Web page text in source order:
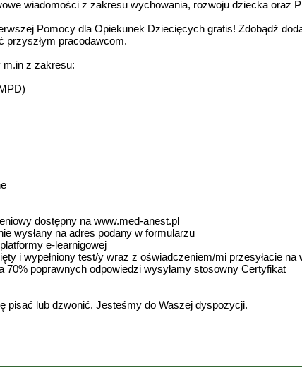
wiadomości z zakresu wychowania, rozwoju dziecka oraz
Pomocy dla Opiekunek Dziecięcych gratis! Zdobądź
przyszłym pracodawcom.
m.in z zakresu:
dostępny na www.med-anest.pl
wysłany na adres podany w formularzu
e-learnigowej
i wypełniony test/y wraz z oświadczeniem/mi przesyłacie
poprawnych odpowiedzi wysyłamy stosowny Certyfikat
pisać lub dzwonić. Jesteśmy do Waszej dyspozycji.